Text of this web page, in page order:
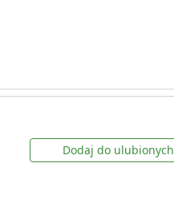
Dodaj do ulubionych